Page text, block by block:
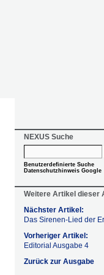
NEXUS Suche
Benutzerdefinierte Suche
Datenschutzhinweis Google
Weitere Artikel dieser
Nächster Artikel:
Das Sirenen-Lied der
Vorheriger Artikel:
Editorial Ausgabe 4
Zurück zur Ausgabe